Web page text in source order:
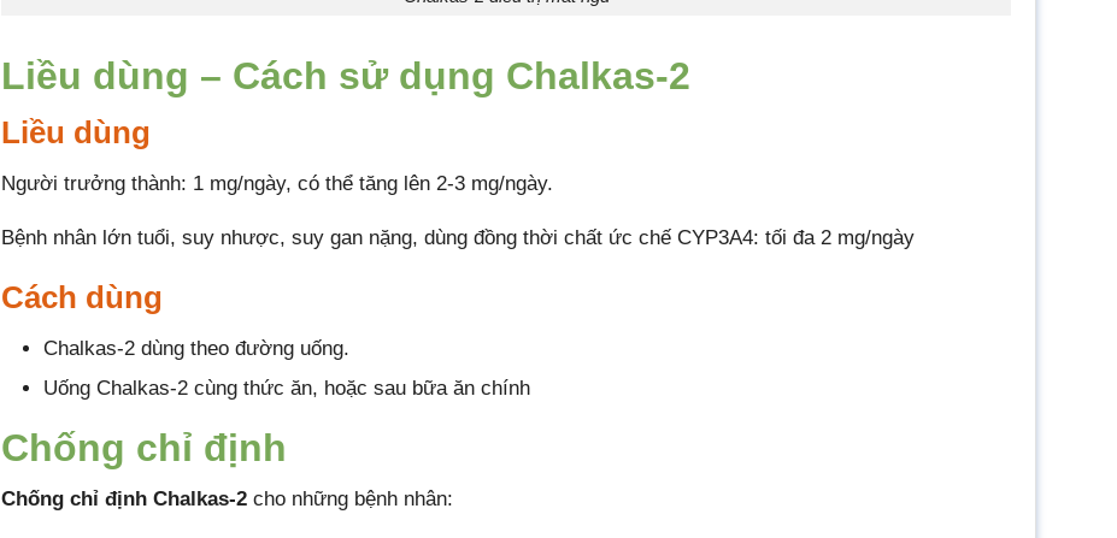
Liều dùng – Cách sử dụng Chalkas-2
Liều dùng
Người trưởng thành: 1 mg/ngày, có thể tăng lên 2-3 mg/ngày.
Bệnh nhân lớn tuổi, suy nhược, suy gan nặng, dùng đồng thời chất ức chế CYP3A4: tối đa 2 mg/ngày
Cách dùng
Chalkas-2 dùng theo đường uống.
Uống Chalkas-2 cùng thức ăn, hoặc sau bữa ăn chính
Chống chỉ định
Chống chỉ định Chalkas-2 cho những bệnh nhân: